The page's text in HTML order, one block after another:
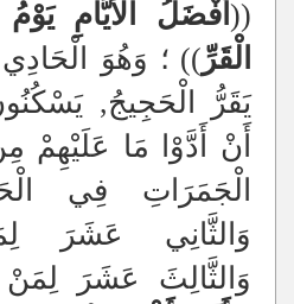
(( أَفْضَلُ الْأَيَّامِ
الْقَرِّ)) ؛ وَهُوَ
يَقَرُّ الْحَجِيجُ,
أَنْ أَدَّوْا مَا
الْجَمَرَاتِ فِي
وَالثَّانِي عَشَرَ
وَالثَّالِثَ عَشَرَ